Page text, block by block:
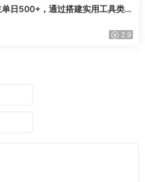
日500+，通过搭建实用工具类小
2.9